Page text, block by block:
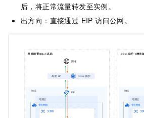
后，将正常流量转发至实例。
出方向：直接通过 EIP 访问公网。